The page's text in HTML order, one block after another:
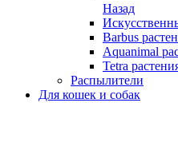
Назад
Barbus
Aquanimal
Tetra
Распылители
Для кошек и собак